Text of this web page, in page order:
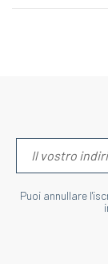
Puoi annullare